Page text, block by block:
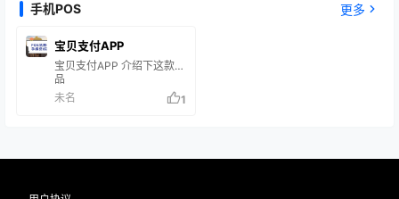
手机POS 更多
宝贝支付APP
宝贝支付APP 介绍下这款产
品
未名
1